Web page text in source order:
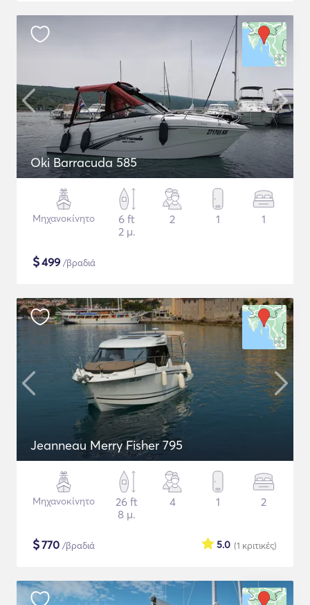
Oki Barracuda 585
Μηχανοκίνητο
6 ft
2 μ.
2 1 1
$499 /βραδιά
Jeanneau Merry Fisher 795
Μηχανοκίνητο
26 ft
8 μ.
4 1 2
$770 /βραδιά (1 κριτικές)
5.0